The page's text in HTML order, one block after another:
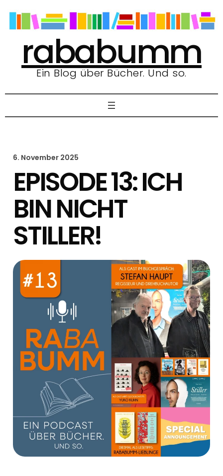
Inhalt
springen
rababumm
Ein Blog über Bücher. Und so.
6. November 2025
EPISODE 13: ICH
BIN NICHT
STILLER!